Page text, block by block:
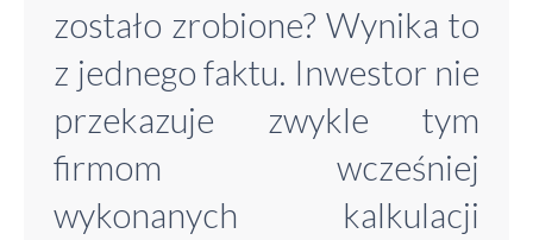
zostało zrobione? Wynika to
z jednego faktu. Inwestor nie
przekazuje zwykle tym
firmom wcześniej
wykonanych kalkulacji